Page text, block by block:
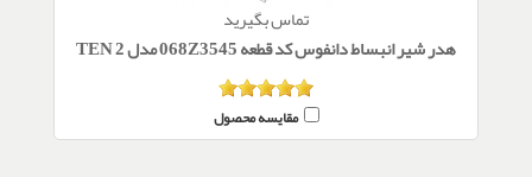
تماس بگیرید
هدر شیر انبساط دانفوس کد قطعه 068Z3545 مدل TEN 2
مقایسه محصول